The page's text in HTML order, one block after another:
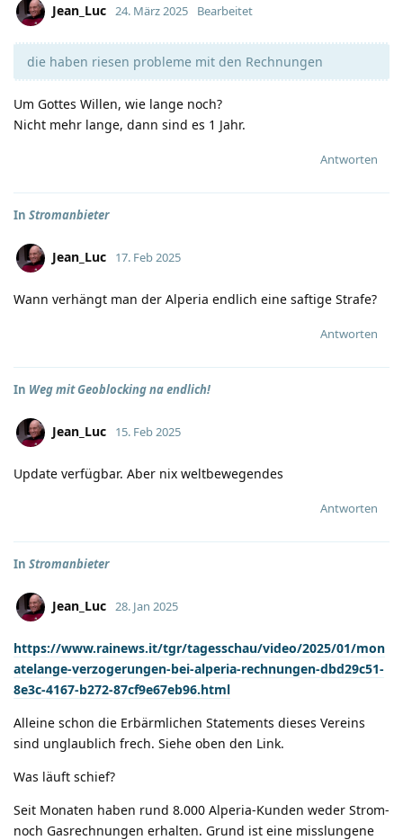
Jean_Luc 24. März 2025 Bearbeitet
die haben riesen probleme mit den Rechnungen
Um Gottes Willen, wie lange noch?
Nicht mehr lange, dann sind es 1 Jahr.
Antworten
In Stromanbieter
Jean_Luc 17. Feb 2025
Wann verhängt man der Alperia endlich eine saftige Strafe?
Antworten
In Weg mit Geoblocking na endlich!
Jean_Luc 15. Feb 2025
Update verfügbar. Aber nix weltbewegendes
Antworten
In Stromanbieter
Jean_Luc 28. Jan 2025
https://www.rainews.it/tgr/tagesschau/video/2025/01/mon
atelange-verzogerungen-bei-alperia-rechnungen-dbd29c51-
8e3c-4167-b272-87cf9e67eb96.html
Alleine schon die Erbärmlichen Statements dieses Vereins
sind unglaublich frech. Siehe oben den Link.
Was läuft schief?
Seit Monaten haben rund 8.000 Alperia-Kunden weder Strom-
noch Gasrechnungen erhalten. Grund ist eine misslungene